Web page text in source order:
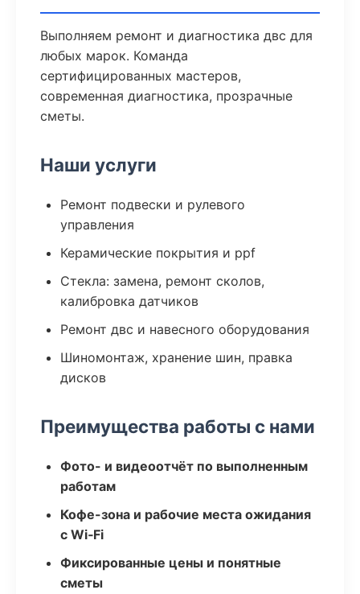
Выполняем ремонт и диагностика двс для
любых марок. Команда
сертифицированных мастеров,
современная диагностика, прозрачные
сметы.
Наши услуги
Ремонт подвески и рулевого
управления
Керамические покрытия и ppf
Стекла: замена, ремонт сколов,
калибровка датчиков
Ремонт двс и навесного оборудования
Шиномонтаж, хранение шин, правка
дисков
Преимущества работы с нами
Фото- и видеоотчёт по выполненным
работам
Кофе-зона и рабочие места ожидания
с Wi‑Fi
Фиксированные цены и понятные
сметы